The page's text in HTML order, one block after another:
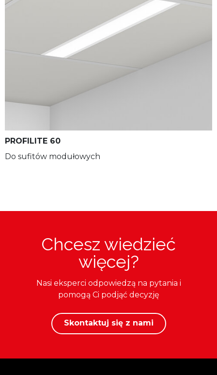
PROFILITE 60
Do sufitów modułowych
Chcesz wiedzieć
więcej?
Nasi eksperci odpowiedzą na pytania i
pomogą Ci podjąć decyzję
Skontaktuj się z nami